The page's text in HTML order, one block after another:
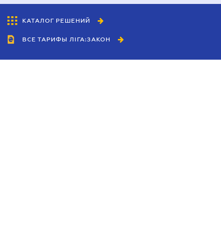
КАТАЛОГ РЕШЕНИЙ
ВСЕ ТАРИФЫ ЛІГА:ЗАКОН